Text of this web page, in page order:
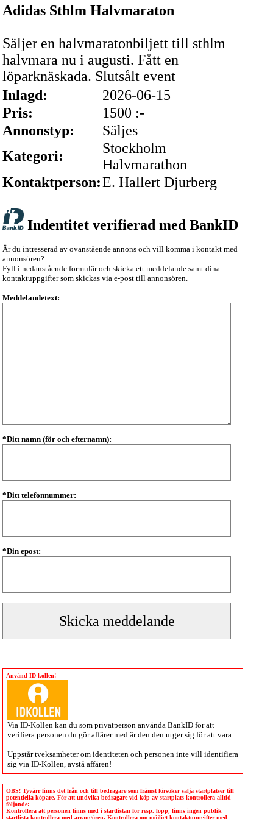
Adidas Sthlm Halvmaraton
Säljer en halvmaratonbiljett till sthlm
halvmara nu i augusti. Fått en
löparknäskada. Slutsålt event
Inlagd:
2026-06-15
Pris:
1500 :-
Annonstyp:
Säljes
Kategori:
Stockholm
Halvmarathon
Kontaktperson:E. Hallert Djurberg
Indentitet verifierad med BankID
Är du intresserad av ovanstående annons och vill komma i kontakt med
annonsören?
Fyll i nedanstående formulär och skicka ett meddelande samt dina
kontaktuppgifter som skickas via e-post till annonsören.
Meddelandetext:
*Ditt namn (för och efternamn):
*Ditt telefonnummer:
*Din epost:
Använd ID-kollen!
Via ID-Kollen kan du som privatperson använda BankID för att
verifiera personen du gör affärer med är den den utger sig för att vara.
Uppstår tveksamheter om identiteten och personen inte vill identifiera
sig via ID-Kollen , avstå affären!
OBS! Tyvärr finns det från och till bedragare som främst försöker sälja startplatser till
potentiella köpare. För att undvika bedragare vid köp av startplats kontrollera alltid
följande:
Kontrollera att personen finns med i startlistan för resp. lopp, finns ingen publik
startlista kontrollera med arrangören. Kontrollera om möjligt kontaktuppgifter med